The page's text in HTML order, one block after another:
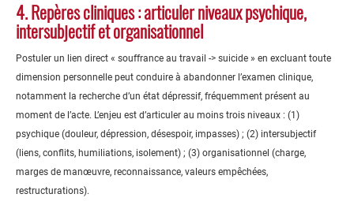
4. Repères cliniques : articuler niveaux psychique,
intersubjectif et organisationnel
Postuler un lien direct « souffrance au travail -> suicide » en excluant toute
dimension personnelle peut conduire à abandonner l’examen clinique,
notamment la recherche d’un état dépressif, fréquemment présent au
moment de l’acte. L’enjeu est d’articuler au moins trois niveaux : (1)
psychique (douleur, dépression, désespoir, impasses) ; (2) intersubjectif
(liens, conflits, humiliations, isolement) ; (3) organisationnel (charge,
marges de manœuvre, reconnaissance, valeurs empêchées,
restructurations).